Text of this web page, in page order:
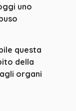
uno
questa
della
organi